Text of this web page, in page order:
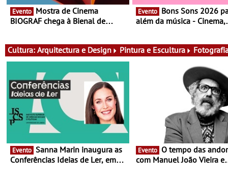
Evento
BIOGRAF chega à Bienal de
práticas artísticas
Evento
além da música - Cinema,
muito mais
Cultura: Arquitectura e Design Pintura e Escultura
Evento
Conferências Ideias de Ler, em
Evento
com Manuel João Vieira e